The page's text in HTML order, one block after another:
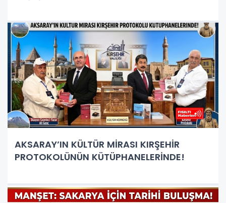
AKSARAY’IN KÜLTÜR MİRASI KIRŞEHİR
PROTOKOLÜNÜN KÜTÜPHANELERİNDE!